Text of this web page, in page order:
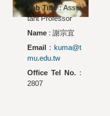
Job Title : Assis
tant Professor
Name :謝宗宜
Email : kuma@t
mu.edu.tw
Office Tel No. :
2807